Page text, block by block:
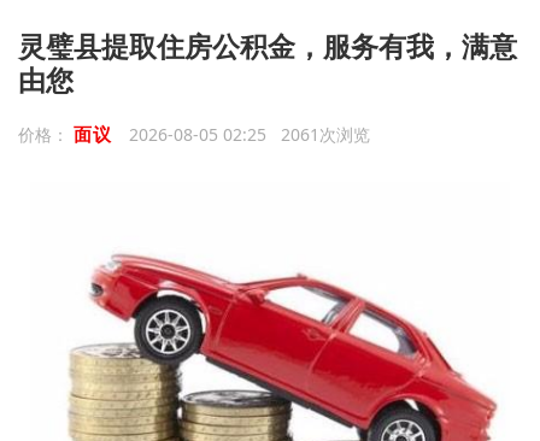
灵璧县提取住房公积金，服务有我，满意
由您
价格： 面议 2026-08-05 02:25 2061次浏览